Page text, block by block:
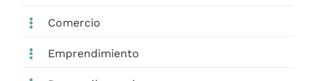
Comercio
Emprendimiento